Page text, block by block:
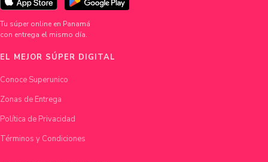
Tu súper online en Panamá
con entrega el mismo día.
EL MEJOR SÚPER DIGITAL
Conoce Superunico
Zonas de Entrega
Política de Privacidad
Términos y Condiciones